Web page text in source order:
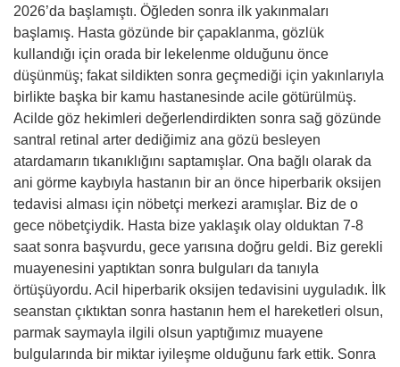
2026’da başlamıştı. Öğleden sonra ilk yakınmaları
başlamış. Hasta gözünde bir çapaklanma, gözlük
kullandığı için orada bir lekelenme olduğunu önce
düşünmüş; fakat sildikten sonra geçmediği için yakınlarıyla
birlikte başka bir kamu hastanesinde acile götürülmüş.
Acilde göz hekimleri değerlendirdikten sonra sağ gözünde
santral retinal arter dediğimiz ana gözü besleyen
atardamarın tıkanıklığını saptamışlar. Ona bağlı olarak da
ani görme kaybıyla hastanın bir an önce hiperbarik oksijen
tedavisi alması için nöbetçi merkezi aramışlar. Biz de o
gece nöbetçiydik. Hasta bize yaklaşık olay olduktan 7-8
saat sonra başvurdu, gece yarısına doğru geldi. Biz gerekli
muayenesini yaptıktan sonra bulguları da tanıyla
örtüşüyordu. Acil hiperbarik oksijen tedavisini uyguladık. İlk
seanstan çıktıktan sonra hastanın hem el hareketleri olsun,
parmak saymayla ilgili olsun yaptığımız muayene
bulgularında bir miktar iyileşme olduğunu fark ettik. Sonra